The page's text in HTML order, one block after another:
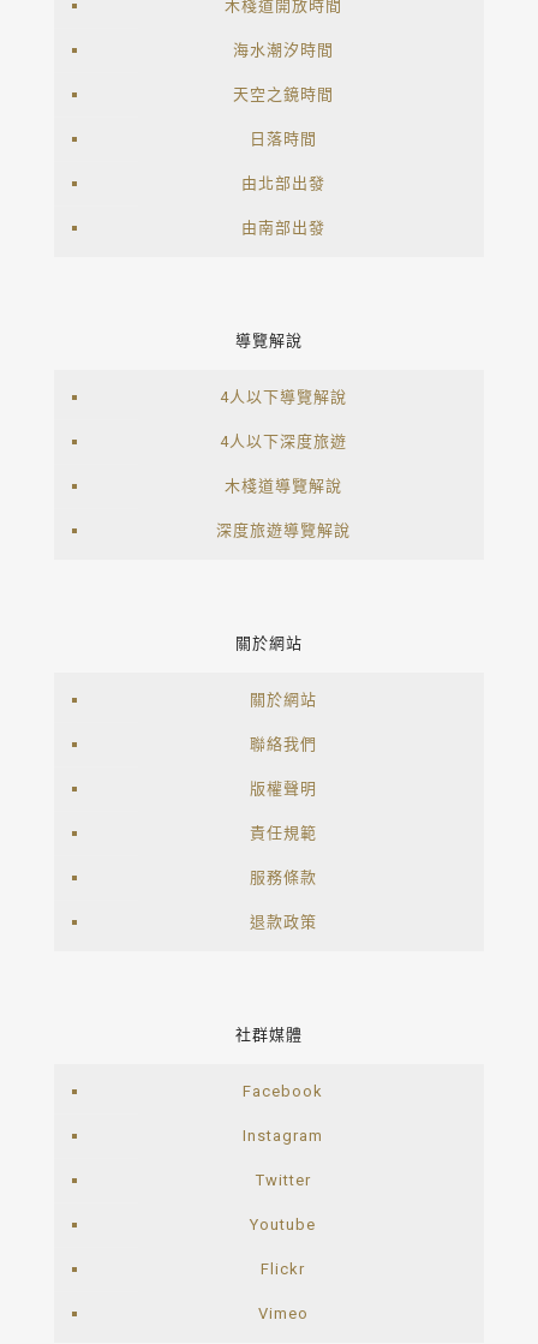
木棧道開放時間
海水潮汐時間
天空之鏡時間
日落時間
由北部出發
由南部出發
導覽解說
4人以下導覽解說
4人以下深度旅遊
木棧道導覽解說
深度旅遊導覽解說
關於網站
關於網站
聯絡我們
版權聲明
責任規範
服務條款
退款政策
社群媒體
Facebook
Instagram
Twitter
Youtube
Flickr
Vimeo